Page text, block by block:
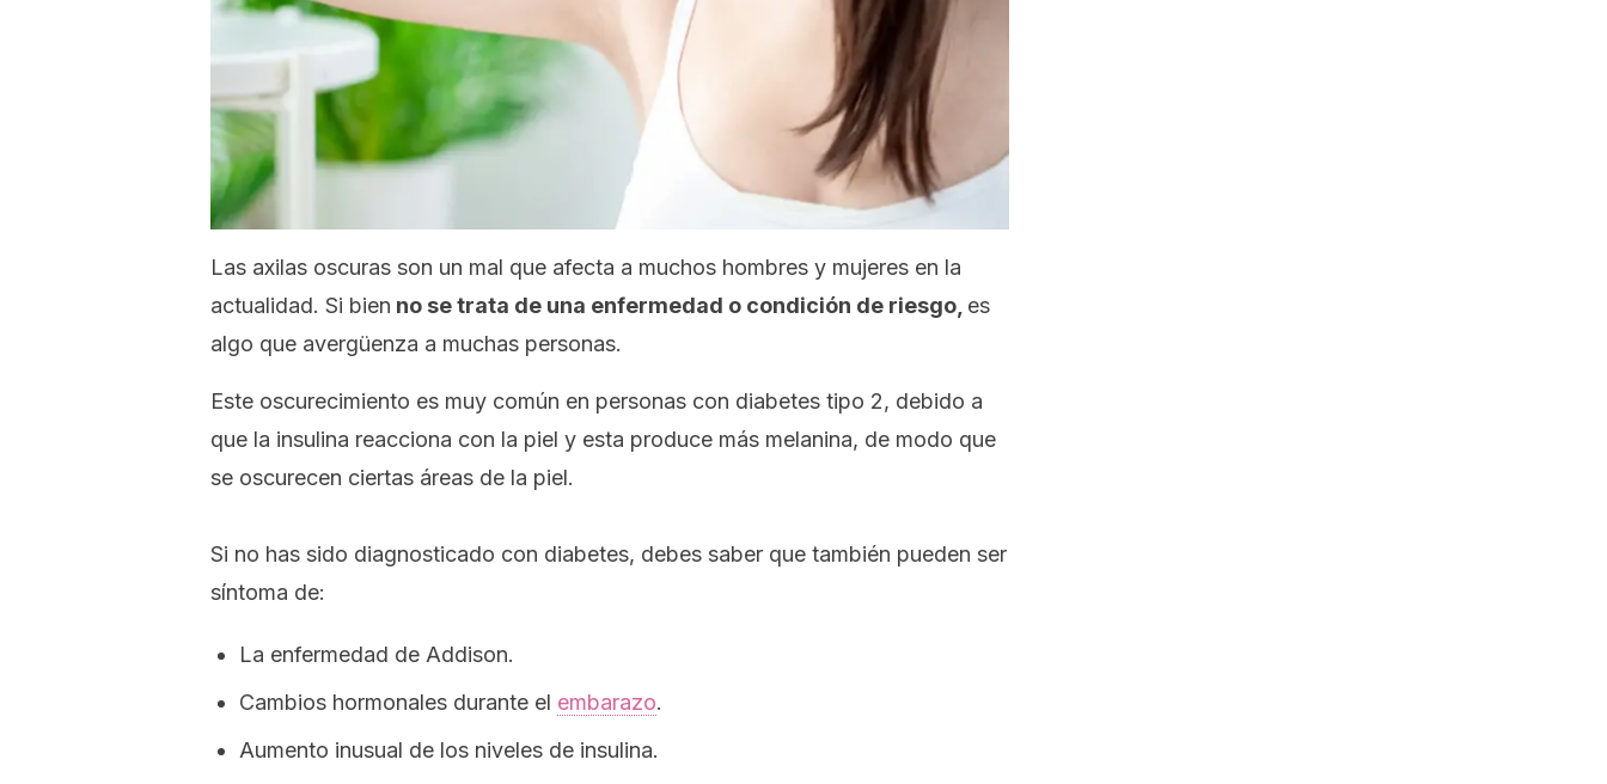
Las axilas oscuras son un mal que afecta a muchos hombres y mujeres en la
actualidad. Si bien no se trata de una enfermedad o condición de riesgo, es
algo que avergüenza a muchas personas.
Este oscurecimiento es muy común en personas con diabetes tipo 2, debido a
que la insulina reacciona con la piel y esta produce más melanina, de modo que
se oscurecen ciertas áreas de la piel.
Si no has sido diagnosticado con diabetes, debes saber que también pueden ser
síntoma de:
La enfermedad de Addison.
Cambios hormonales durante el embarazo.
Aumento inusual de los niveles de insulina.